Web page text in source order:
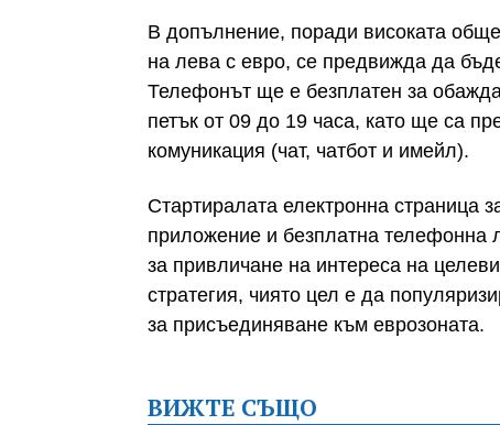
В допълнение, поради високата
на лева с евро, се предвижда да
Телефонът ще е безплатен за
петък от 09 до 19 часа, като ще са
комуникация (чат, чатбот и имейл).
Стартиралата електронна страница
приложение и безплатна телефонна
за привличане на интереса на
стратегия, чиято цел е да
за присъединяване към еврозоната.
ВИЖТЕ СЪЩО